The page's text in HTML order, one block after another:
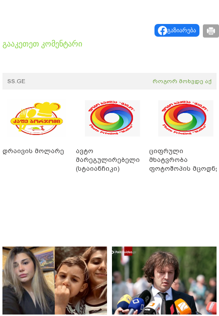
გაზიარება
გააკეთეთ კომენტარი
SS.GE როგორ მოხვდე აქ
დრაივის მოლარე
ავტო
მარეგულირებელი
(სტაიანჩიკი)
ციფრული
მხატვრობა
ფოტოშოპის მცოდნე